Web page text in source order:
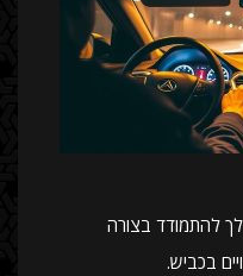
לך להתמודד בצורה
בכביש.